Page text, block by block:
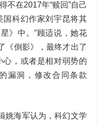
不在2017年“赎回”自己
国科幻作家刘宇昆将其
》中。”顾适说，她花
《倒影》，最终才出了
心，或者是相对弱势的
漏洞，修改合同条款
姚海军认为，科幻文学